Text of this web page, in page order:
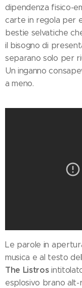
dipendenza fisico-
carte in regola per
bestie selvatiche
il bisogno di
separano solo per
Un inganno
a meno.
Le parole in
musica e al testo
The Listros
esplosivo brano